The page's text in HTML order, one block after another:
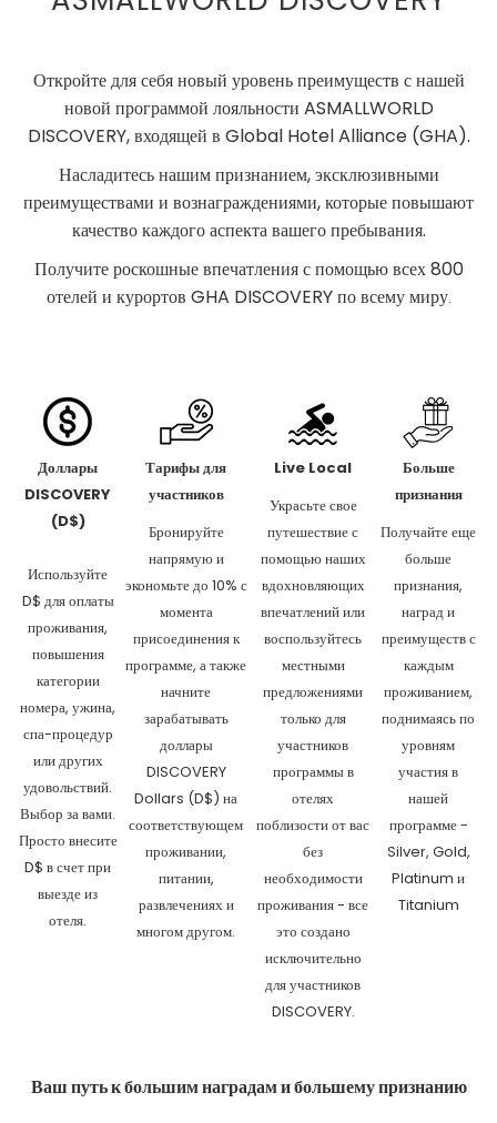
Откройте для себя новый уровень преимуществ с нашей
новой программой лояльности ASMALLWORLD
DISCOVERY, входящей в Global Hotel Alliance (GHA).
Насладитесь нашим признанием, эксклюзивными
преимуществами и вознаграждениями, которые повышают
качество каждого аспекта вашего пребывания.
Получите роскошные впечатления с помощью всех 800
отелей и курортов GHA DISCOVERY по всему миру.
Доллары
DISCOVERY
(D$)
Используйте
D$ для оплаты
проживания,
повышения
категории
номера, ужина,
спа-процедур
или других
удовольствий.
Выбор за вами.
Просто внесите
D$ в счет при
выезде из
отеля.
Тарифы для
участников
Бронируйте
напрямую и
экономьте до 10% с
момента
присоединения к
программе, а также
начните
зарабатывать
доллары
DISCOVERY
Dollars (D$) на
соответствующем
проживании,
питании,
развлечениях и
многом другом.
Live Local
Украсьте свое
путешествие с
помощью наших
вдохновляющих
впечатлений или
воспользуйтесь
местными
предложениями
только для
участников
программы в
отелях
поблизости от вас
без
необходимости
проживания - все
это создано
исключительно
для участников
DISCOVERY.
Больше
признания
Получайте еще
больше
признания,
наград и
преимуществ с
каждым
проживанием,
поднимаясь по
уровням
участия в
нашей
программе -
Silver, Gold,
Platinum и
Titanium
Ваш путь к большим наградам и большему признанию